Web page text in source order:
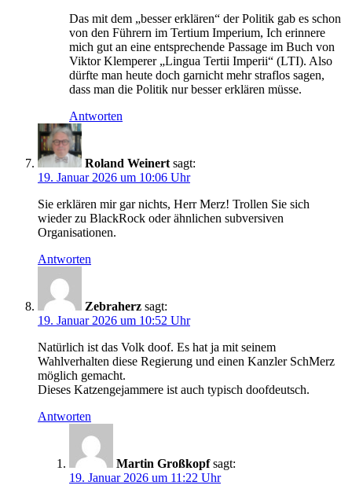
Das mit dem „besser erklären“ der Politik gab es schon
von den Führern im Tertium Imperium, Ich erinnere
mich gut an eine entsprechende Passage im Buch von
Viktor Klemperer „Lingua Tertii Imperii“ (LTI). Also
dürfte man heute doch garnicht mehr straflos sagen,
dass man die Politik nur besser erklären müsse.
Antworten
Roland Weinert sagt:
19. Januar 2026 um 10:06 Uhr
Sie erklären mir gar nichts, Herr Merz! Trollen Sie sich
wieder zu BlackRock oder ähnlichen subversiven
Organisationen.
Antworten
Zebraherz sagt:
19. Januar 2026 um 10:52 Uhr
Natürlich ist das Volk doof. Es hat ja mit seinem
Wahlverhalten diese Regierung und einen Kanzler SchMerz
möglich gemacht.
Dieses Katzengejammere ist auch typisch doofdeutsch.
Antworten
Martin Großkopf sagt:
19. Januar 2026 um 11:22 Uhr